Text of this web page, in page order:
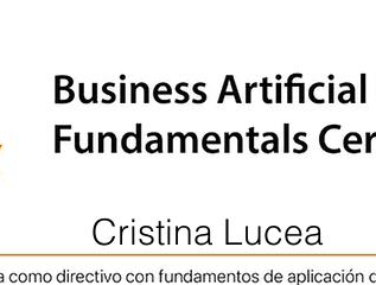
Cristina Lucea